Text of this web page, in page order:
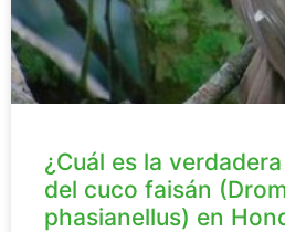
¿Cuál es la
del cuco faisán
phasianellus) en